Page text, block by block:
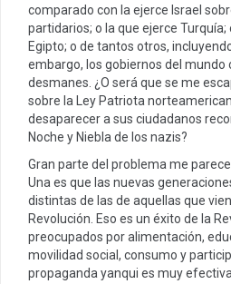
comparado con la ejerce Israel
partidarios; o la que ejerce Turquía;
Egipto; o de tantos otros,
embargo, los gobiernos del mundo
desmanes. ¿O será que se me
sobre la Ley Patriota
desaparecer a sus ciudadanos
Noche y Niebla de los nazis?
Gran parte del problema me
Una es que las nuevas
distintas de las de aquellas que
Revolución. Eso es un éxito de la
preocupados por alimentación,
movilidad social, consumo y
propaganda yanqui es muy